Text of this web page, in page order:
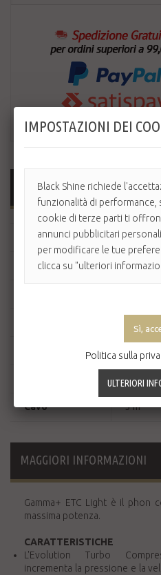
SCHEDA TECNICA
Tasti Frontali
Potenza 1800-
430 g
70 dB
Cavo 3 m
MAGGIORI INFORMAZIONI
Gamma+ ETC Light è il phon
massima potenza.
CARATTERISTICHE
L'Evolution Turbo
incrementa la pressione e la
IMPOSTAZIONI DEI
Black Shine richiede
funzionalità di performance,
cookie di terze parti ti
annunci pubblicitari
per modificare le tue
clicca su "ulteriori
Politica sulla